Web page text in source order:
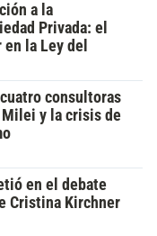
a la
Privada: el
la Ley del
consultoras
y la crisis de
en el debate
Cristina Kirchner